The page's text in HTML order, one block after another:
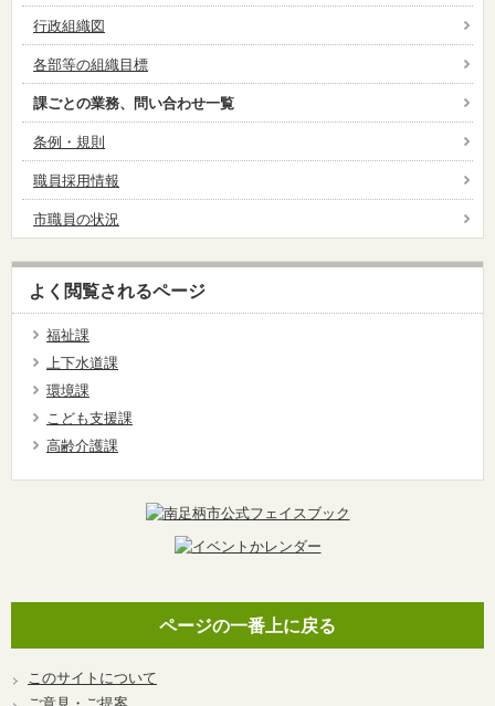
行政組織図
各部等の組織目標
課ごとの業務、問い合わせ一覧
条例・規則
職員採用情報
市職員の状況
よく閲覧されるページ
福祉課
上下水道課
環境課
こども支援課
高齢介護課
ページの一番上に戻る
このサイトについて